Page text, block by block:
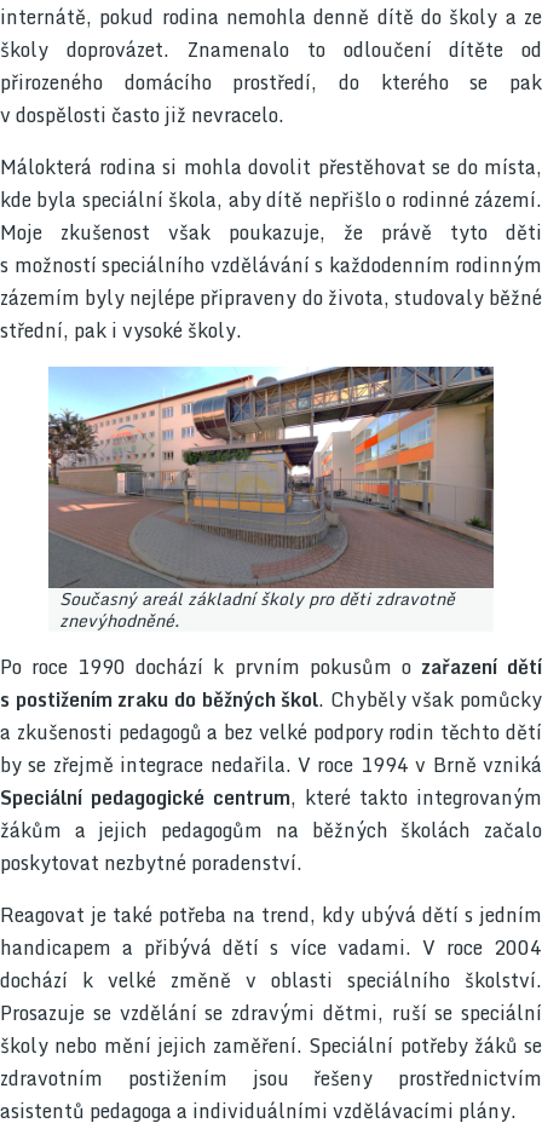
internátě, pokud rodina nemohla denně dítě do školy a ze
školy doprovázet. Znamenalo to odloučení dítěte od
přirozeného domácího prostředí, do kterého se pak
v dospělosti často již nevracelo.
Málokterá rodina si mohla dovolit přestěhovat se do místa,
kde byla speciální škola, aby dítě nepřišlo o rodinné zázemí.
Moje zkušenost však poukazuje, že právě tyto děti
s možností speciálního vzdělávání s každodenním rodinným
zázemím byly nejlépe připraveny do života, studovaly běžné
střední, pak i vysoké školy.
Současný areál základní školy pro děti zdravotně
znevýhodněné.
Po roce 1990 dochází k prvním pokusům o zařazení dětí
s postižením zraku do běžných škol. Chyběly však pomůcky
a zkušenosti pedagogů a bez velké podpory rodin těchto dětí
by se zřejmě integrace nedařila. V roce 1994 v Brně vzniká
Speciální pedagogické centrum, které takto integrovaným
žákům a jejich pedagogům na běžných školách začalo
poskytovat nezbytné poradenství.
Reagovat je také potřeba na trend, kdy ubývá dětí s jedním
handicapem a přibývá dětí s více vadami. V roce 2004
dochází k velké změně v oblasti speciálního školství.
Prosazuje se vzdělání se zdravými dětmi, ruší se speciální
školy nebo mění jejich zaměření. Speciální potřeby žáků se
zdravotním postižením jsou řešeny prostřednictvím
asistentů pedagoga a individuálními vzdělávacími plány.